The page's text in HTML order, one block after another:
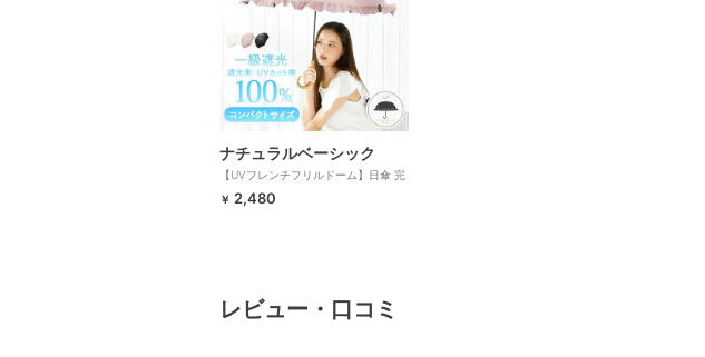
ナチュラルベーシック
【UVフレンチフリルドーム】日傘 完
全遮光 遮光率100％ UV カット 遮熱
ドーム型 軽量
￥ 2,480
レビュー・口コミ